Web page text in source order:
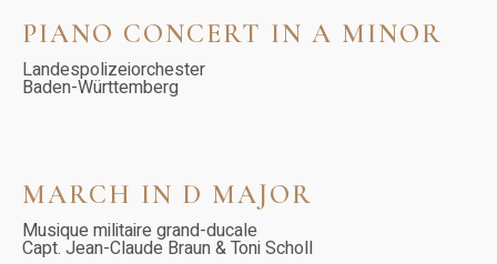
PIANO CONCERT IN A MINOR
Landespolizeiorchester
Baden-Württemberg
MARCH IN D MAJOR
Musique militaire grand-ducale
Capt. Jean-Claude Braun & Toni Scholl